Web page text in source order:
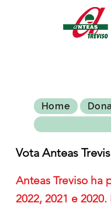
Home
Vota Anteas
Anteas Treviso
2022, 2021 e